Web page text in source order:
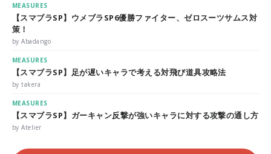
MEASURES
【スマブラSP】ウメブラSP6優勝ファイター、ゼロスーツサムス対
策！
by Abadango
MEASURES
【スマブラSP】足が遅いキャラで考える対飛び道具攻略法
by takera
MEASURES
【スマブラSP】ガーキャン反撃が強いキャラに対する攻撃の通し方
by Atelier